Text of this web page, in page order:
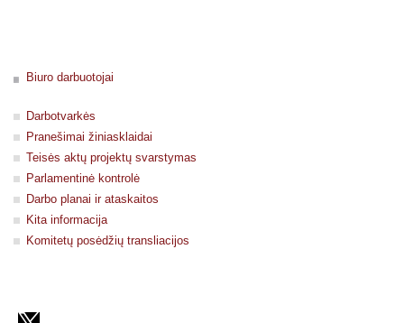
Biuro darbuotojai
Darbotvarkės
Pranešimai žiniasklaidai
Teisės aktų projektų svarstymas
Parlamentinė kontrolė
Darbo planai ir ataskaitos
Kita informacija
Komitetų posėdžių transliacijos